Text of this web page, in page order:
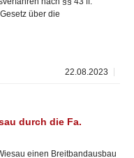
über die
22.08.2023
durch die Fa.
einen Breitbandausbau